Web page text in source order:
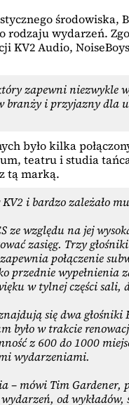
rodzaju wydarzeń.
KV2 Audio,
zapewni niezwykle
branży i przyjazny dla
było kilka
teatru i studia
tą marką.
KV2 i bardzo
ze względu na jej
zasięg. Trzy
połączenie
wypełnienia
w tylnej części sali,
się dwa głośniki
w trakcie
z 600 do 1000
wydarzeniami.
mówi Tim
od